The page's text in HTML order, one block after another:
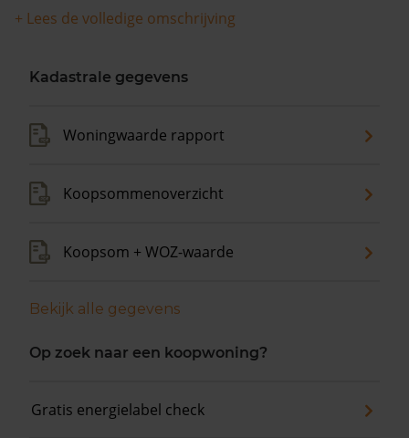
+ Lees de volledige omschrijving
Kadastrale gegevens
Woningwaarde rapport
Koopsommenoverzicht
Koopsom + WOZ-waarde
Bekijk alle gegevens
Op zoek naar een koopwoning?
Gratis energielabel check